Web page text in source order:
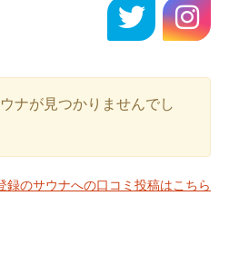
ナが見つかりませんでし
録のサウナへの口コミ投稿はこちら